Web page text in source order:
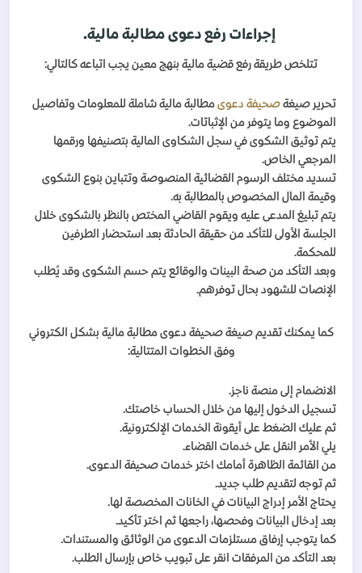
إجراءات رفع دعوى مطالبة مالية.
تتلخص طريقة رفع قضية مالية بنهج معين يجب اتباعه كالتالي:
تحرير صيغة صحيفة دعوى مطالبة مالية شاملة للمعلومات وتفاصيل
الموضوع وما يتوفر من الإثباتات.
يتم توثيق الشكوى في سجل الشكاوى المالية بتصنيفها ورقمها
المرجعي الخاص.
تسديد مختلف الرسوم القضائية المنصوصة وتتباين بنوع الشكوى
وقيمة المال المخصوص بالمطالبة به.
يتم تبليغ المدعى عليه ويقوم القاضي المختص بالنظر بالشكوى خلال
الجلسة الأولى للتأكد من حقيقة الحادثة بعد استحضار الطرفين
للمحكمة.
وبعد التأكد من صحة البينات والوقائع يتم حسم الشكوى وقد يُطلب
الإنصات للشهود بحال توفرهم.
كما يمكنك تقديم صيغة صحيفة دعوى مطالبة مالية بشكل الكتروني
وفق الخطوات المتتالية:
الانضمام إلى منصة ناجز.
تسجيل الدخول إليها من خلال الحساب خاصتك.
ثم عليك الضغط على أيقونة الخدمات الإلكترونية.
يلي الأمر النقل على خدمات القضاء.
من القائمة الظاهرة أمامك اختر خدمات صحيفة الدعوى.
ثم توجه لتقديم طلب جديد.
يحتاج الأمر إدراج البيانات في الخانات المخصصة لها.
بعد إدخال البيانات وفحصها، راجعها ثم اختر تأكيد.
كما يتوجب إرفاق مستلزمات الدعوى من الوثائق والمستندات.
بعد التأكد من المرفقات انقر على تبويب خاص بإرسال الطلب.